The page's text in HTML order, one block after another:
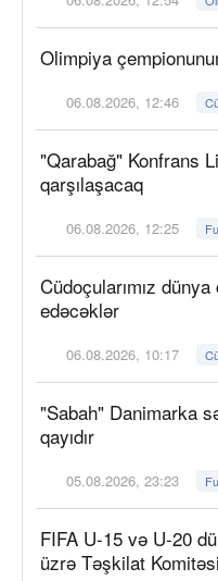
Olimpiya
06.08.2026, 12:46
"Qarabağ" Konfrans
qarşılaşacaq
06.08.2026, 12:25
Cüdoçularımız
edəcəklər
06.08.2026, 10:17
"Sabah" Danimarka
qayıdır
05.08.2026, 23:23
FIFA U-15 və U-20
üzrə Təşkilat